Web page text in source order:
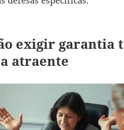
exigir garantia
atraente